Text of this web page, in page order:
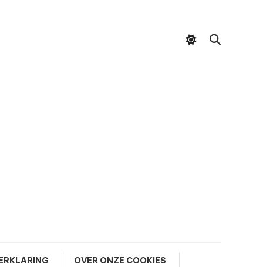
OVER ONZE COOKIES